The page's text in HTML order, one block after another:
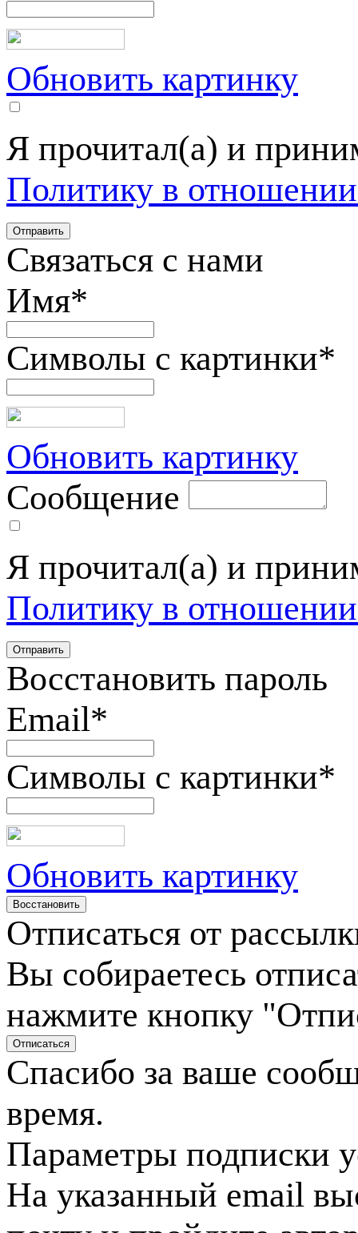
Обновить картинку
Я прочитал(а) и
Политику в
Связаться с нами
Имя*
Символы с картинки*
Обновить картинку
Сообщение
Я прочитал(а) и
Политику в
Восстановить пароль
Email*
Символы с картинки*
Обновить картинку
Отписаться от
Вы собираетесь
нажмите кнопку
Спасибо за ваше
время.
Параметры подписки
На указанный email